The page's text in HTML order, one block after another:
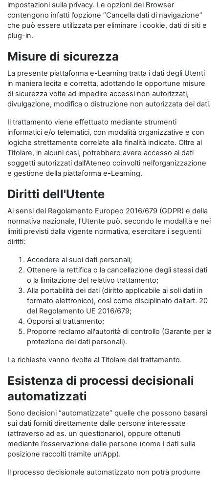
impostazioni sulla privacy. Le opzioni del Browser
contengono infatti l’opzione “Cancella dati di navigazione”
che può essere utilizzata per eliminare i cookie, dati di siti e
plug-in.
Misure di sicurezza
La presente piattaforma e-Learning tratta i dati degli Utenti
in maniera lecita e corretta, adottando le opportune misure
di sicurezza volte ad impedire accessi non autorizzati,
divulgazione, modifica o distruzione non autorizzata dei dati.
Il trattamento viene effettuato mediante strumenti
informatici e/o telematici, con modalità organizzative e con
logiche strettamente correlate alle finalità indicate. Oltre al
Titolare, in alcuni casi, potrebbero avere accesso ai dati
soggetti autorizzati dall’Ateneo coinvolti nell’organizzazione
e gestione della piattaforma e-Learning.
Diritti dell'Utente
Ai sensi del Regolamento Europeo 2016/679 (GDPR) e della
normativa nazionale, l'Utente può, secondo le modalità e nei
limiti previsti dalla vigente normativa, esercitare i seguenti
diritti:
Accedere ai suoi dati personali;
Ottenere la rettifica o la cancellazione degli stessi dati
o la limitazione del relativo trattamento;
Alla portabilità dei dati (diritto applicabile ai soli dati in
formato elettronico), così come disciplinato dall’art. 20
del Regolamento UE 2016/679;
Opporsi al trattamento;
Proporre reclamo all'autorità di controllo (Garante per la
protezione dei dati personali).
Le richieste vanno rivolte al Titolare del trattamento.
Esistenza di processi decisionali
automatizzati
Sono decisioni “automatizzate” quelle che possono basarsi
sui dati forniti direttamente dalle persone interessate
(attraverso ad es. un questionario), oppure ottenuti
mediante l’osservazione delle persone (come i dati sulla
posizione raccolti tramite un’App).
Il processo decisionale automatizzato non potrà produrre